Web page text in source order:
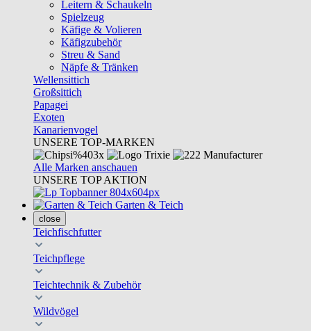
Leitern & Schaukeln
Spielzeug
Käfige & Volieren
Käfigzubehör
Streu & Sand
Näpfe & Tränken
Wellensittich
Großsittich
Papagei
Exoten
Kanarienvogel
UNSERE TOP-MARKEN
Alle Marken anschauen
UNSERE TOP AKTION
Garten & Teich
close
Teichfischfutter
Teichpflege
Teichtechnik & Zubehör
Wildvögel